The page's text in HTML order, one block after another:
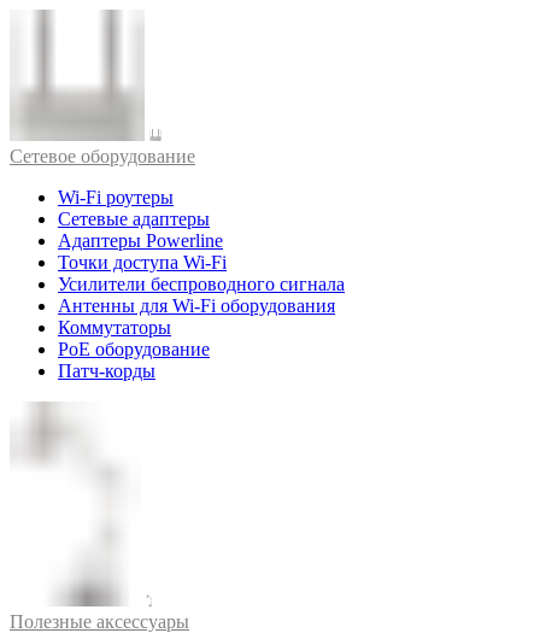
Cетевое оборудование
Wi-Fi роутеры
Сетевые адаптеры
Адаптеры Powerline
Точки доступа Wi-Fi
Усилители беспроводного сигнала
Антенны для Wi-Fi оборудования
Коммутаторы
PoE оборудование
Патч-корды
Полезные аксессуары